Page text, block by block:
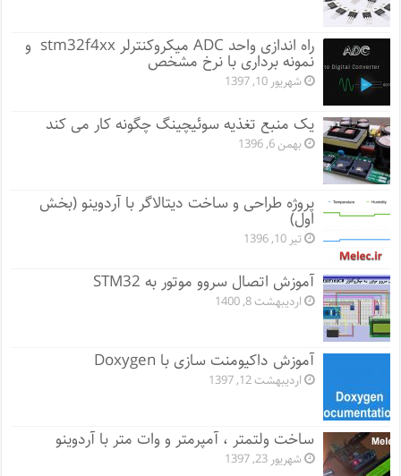
راه اندازی واحد ADC میکروکنترلر stm32f4xx و
نمونه برداری با نرخ مشخص
شهریور 10, 1397
یک منبع تغذیه سوئیچینگ چگونه کار می کند
بهمن 6, 1396
پروژه طراحی و ساخت دیتالاگر با آردوینو (بخش
اول)
تیر 10, 1396
آموزش اتصال سروو موتور به STM32
اردیبهشت 8, 1400
آموزش داکیومنت سازی با Doxygen
اردیبهشت 12, 1397
ساخت ولتمتر ، آمپرمتر و وات متر با آردوینو
شهریور 23, 1397